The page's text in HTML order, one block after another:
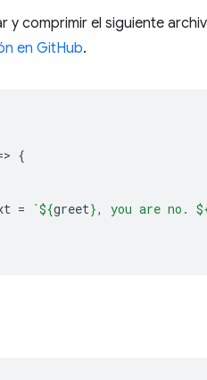
y comprimir el siguiente
en GitHub.
> {
= `${greet}, you are no.